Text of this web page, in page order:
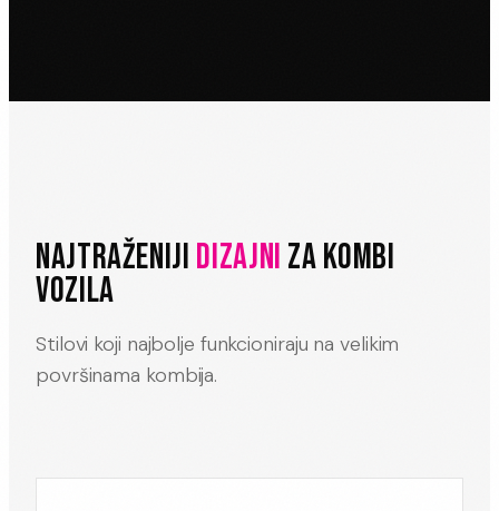
NAJTRAŽENIJI DIZAJNI ZA KOMBI
VOZILA
Stilovi koji najbolje funkcioniraju na velikim
površinama kombija.